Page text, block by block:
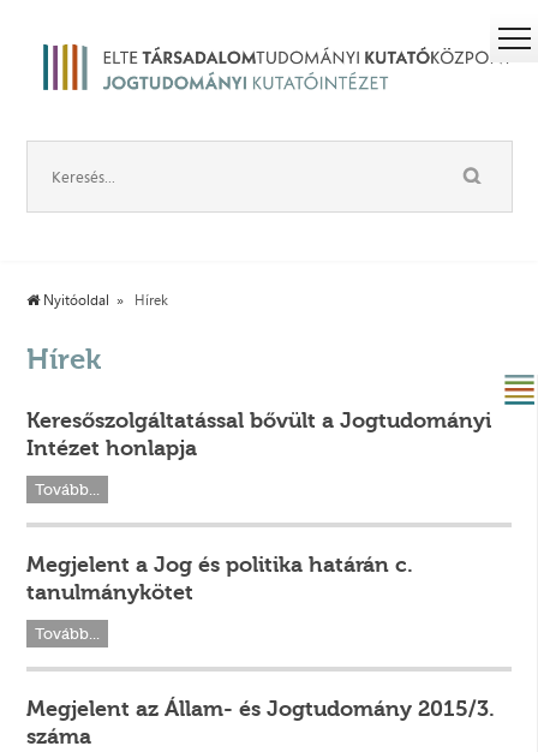
Nyitóoldal Hírek
Hírek
Keresőszolgáltatással bővült a Jogtudományi
Intézet honlapja
Tovább...
Megjelent a Jog és politika határán c.
tanulmánykötet
Tovább...
Megjelent az Állam- és Jogtudomány 2015/3.
száma